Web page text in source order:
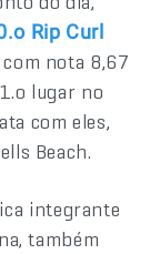
Rip Curl
nota 8,67
lugar no
com eles,
Beach.
integrante
também